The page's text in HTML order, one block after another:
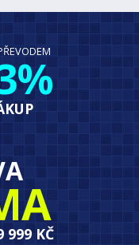
999 KČ